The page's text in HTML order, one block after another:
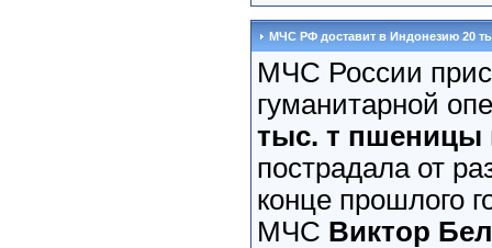
МЧС РФ доставит в Индонезию 20
МЧС России
гуманитарной
тыс. т пшеницы
пострадала от
конце прошлого
МЧС Виктор